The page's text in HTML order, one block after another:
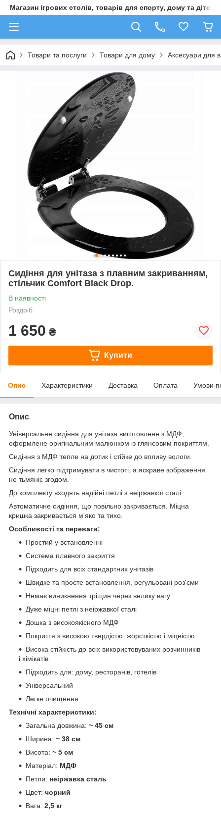
Магазин ігрових столів, товарів для спорту, дому та дітей
Товари та послуги Товари для дому Аксесуари для
Сидіння для унітаза з плавним закриванням,
стільчик Comfort Black Drop.
В наявності
Роздріб
1 650 ₴
Купити
Опис Характеристики Доставка Оплата Умови
Опис
Універсальне сидіння для унітаза виготовлене з МДФ,
оформлене оригінальним малюнком із глянсовим покриттям.
Сидіння з МДФ тепле на дотик і стійке до впливу вологи.
Сидіння легко підтримувати в чистоті, а яскраве зображення
не тьмяніє згодом.
До комплекту входять надійні петлі з неіржавкої сталі.
Автоматичне сидіння, що повільно закривається. Міцна
кришка закривається м'яко та тихо.
Особливості та переваги:
Простий у встановленні
Система плавного закриття
Підходить для всіх стандартних унітазів
Швидке та просте встановлення, регульовані роз'єми
Немає виникнення тріщин через велику вагу
Дуже міцні петлі з неіржавкої сталі
Дошка з високоякісного МДФ
Покриття з високою твердістю, жорсткістю і міцністю
Висока стійкість до всіх використовуваних розчинників
і хімікатів
Підходить для: дому, ресторанів, готелів
Універсальний
Легке очищення
Технічні характеристики:
Загальна довжина: ~ 45 см
Ширина: ~ 38 см
Висота: ~ 5 см
Матеріал: МДФ
Петли: неіржавка сталь
Цвет: чорний
Вага: 2,5 кг